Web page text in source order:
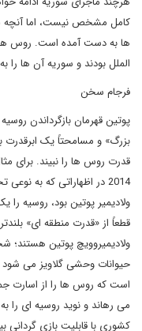
کامل مشخص نیست، اما آنچه
ها به دست آمده است. روس
الملل بودند و سوریه آن ها
فرجام سخن
پوتین قهرمان بازگرداندن
بزرگ» و مسامحتاً یک ابرقدرت
قدرت روس ها را نبیند. برای
2014 در اظهاراتی که به
ولادیمیر پوتین بود، روسیه
قطعاً از «قدرت منطقه ای»
ولادیمیروویچ پوتین
حیوانات وحشی گلاویز می
است که روس ها را از اسارت
می رهاند و نوید روسیه ای را
کشوری با قابلیت بازی